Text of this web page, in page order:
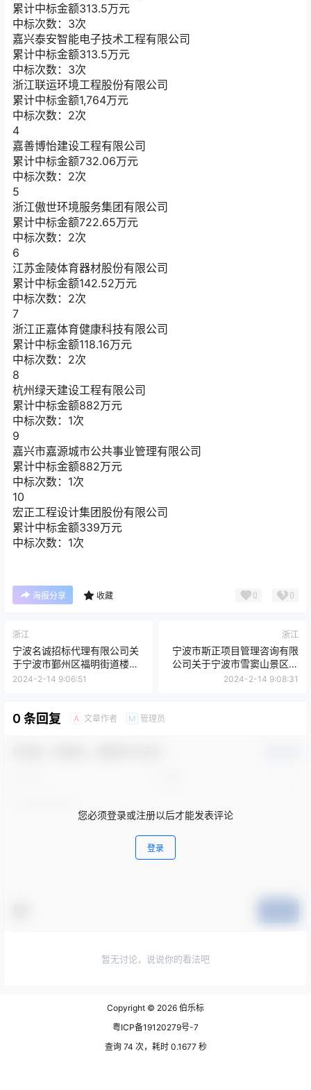
累计中标金额313.5万元
中标次数：3次
嘉兴泰安智能电子技术工程有限公司
累计中标金额313.5万元
中标次数：3次
浙江联运环境工程股份有限公司
累计中标金额1,764万元
中标次数：2次
4
嘉善博怡建设工程有限公司
累计中标金额732.06万元
中标次数：2次
5
浙江傲世环境服务集团有限公司
累计中标金额722.65万元
中标次数：2次
6
江苏金陵体育器材股份有限公司
累计中标金额142.52万元
中标次数：2次
7
浙江正嘉体育健康科技有限公司
累计中标金额118.16万元
中标次数：2次
8
杭州绿天建设工程有限公司
累计中标金额882万元
中标次数：1次
9
嘉兴市嘉源城市公共事业管理有限公司
累计中标金额882万元
中标次数：1次
10
宏正工程设计集团股份有限公司
累计中标金额339万元
中标次数：1次
海报分享 收藏 0 0
浙江
宁波名诚招标代理有限公司关
于宁波市鄞州区福明街道楼宇
情况调查和招商服务外包项目
2024-2-14 9:06:51
浙江
宁波市斯正项目管理咨询有限
公司关于宁波市雪窦山景区交
通大巴车改造项目的更正公告
2024-2-14 9:08:31
0 条回复 A 文章作者 M 管理员
您必须登录或注册以后才能发表评论
登录
暂无讨论，说说你的看法吧
Copyright © 2026 伯乐标
粤ICP备19120279号-7
查询 74 次，耗时 0.1677 秒